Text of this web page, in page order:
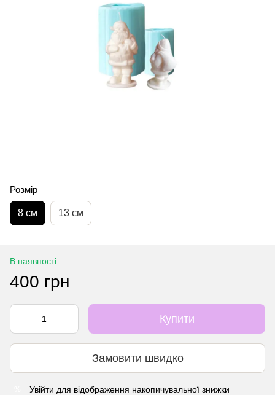
Розмір
8 см 13 см
В наявності
400 грн
Купити
Замовити швидко
Увійти для відображення накопичувальної знижки